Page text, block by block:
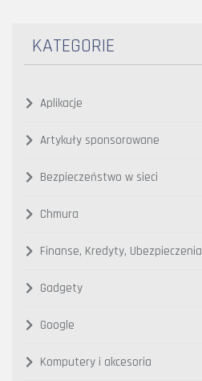
KATEGORIE
Aplikacje
Artykuły sponsorowane
Bezpieczeństwo w sieci
Chmura
Finanse, Kredyty, Ubezpieczenia
Gadgety
Google
Komputery i akcesoria